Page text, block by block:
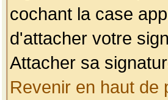
cochant la case
d'attacher votre
Attacher sa
Revenir en haut de